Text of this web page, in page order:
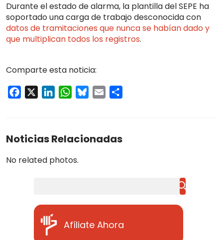
Durante el estado de alarma, la plantilla del SEPE ha
soportado una carga de trabajo desconocida con
datos de tramitaciones que nunca se habían dado y
que multiplican todos los registros.
Comparte esta noticia:
Facebook LinkedInWhatsApp
Bluesky
Email
Noticias Relacionadas
No related photos.
Afíliate Ahora